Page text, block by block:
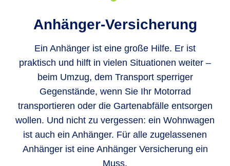
Anhänger-Versicherung
Ein Anhänger ist eine große Hilfe. Er ist
praktisch und hilft in vielen Situationen weiter –
beim Umzug, dem Transport sperriger
Gegenstände, wenn Sie Ihr Motorrad
transportieren oder die Gartenabfälle entsorgen
wollen. Und nicht zu vergessen: ein Wohnwagen
ist auch ein Anhänger. Für alle zugelassenen
Anhänger ist eine Anhänger Versicherung ein
Muss.